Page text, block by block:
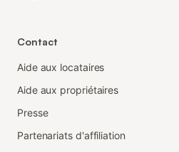
Contact
Aide aux locataires
Aide aux propriétaires
Presse
Partenariats d'affiliation